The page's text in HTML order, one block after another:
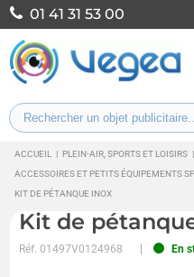
01 41 31 53 00
ACCUEIL | PLEIN-AIR, SPORTS ET LOISIRS |
ACCESSOIRES ET PETITS ÉQUIPEMENTS
KIT DE PÉTANQUE INOX
Kit de
Réf.01497V0124968 En